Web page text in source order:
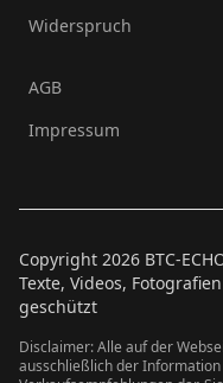
Widerspruch
AGB
Impressum
Copyright 2026 BTC-
Texte, Videos,
geschützt
Disclaimer: Alle auf der
ausschließlich der